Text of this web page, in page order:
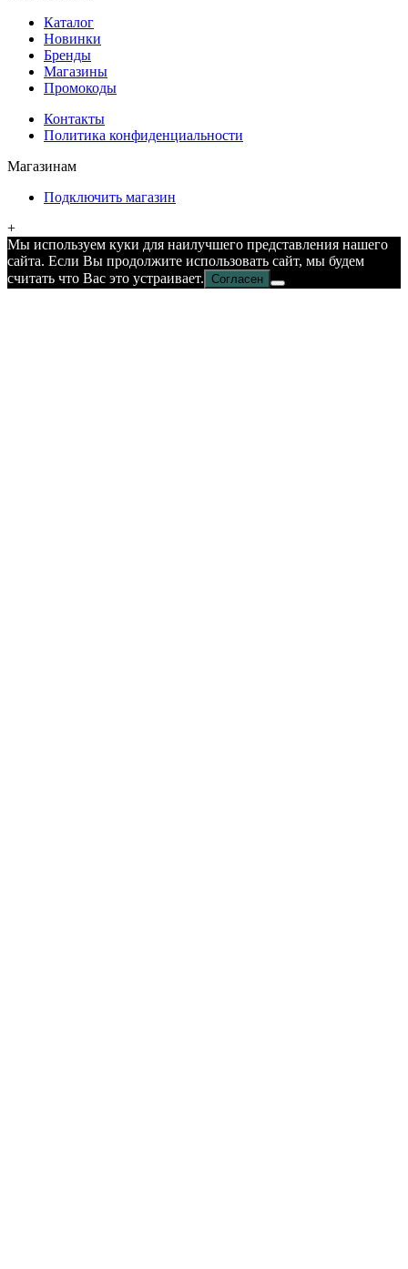
Каталог
Новинки
Бренды
Магазины
Промокоды
Контакты
Политика конфиденциальности
Магазинам
Подключить магазин
+
Мы используем куки для наилучшего представления нашего
сайта. Если Вы продолжите использовать сайт, мы будем
считать что Вас это устраивает. Согласен